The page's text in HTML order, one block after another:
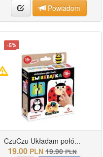
Powiadom
-5%
CzuCzu Układam połó...
19.00 PLN 19.90 PLN